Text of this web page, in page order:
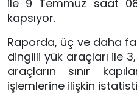
ile 9 Temmuz saat
kapsıyor.
Raporda, üç ve daha
dingilli yük araçları ile
araçların sınır
işlemlerine ilişkin